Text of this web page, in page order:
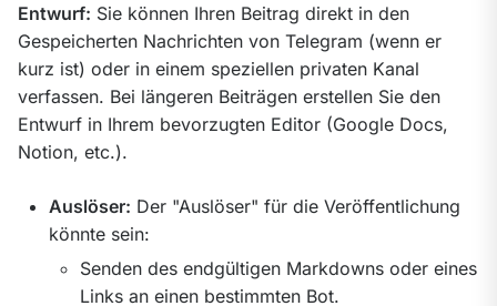
Entwurf: Sie können Ihren Beitrag direkt in den
Gespeicherten Nachrichten von Telegram (wenn er
kurz ist) oder in einem speziellen privaten Kanal
verfassen. Bei längeren Beiträgen erstellen Sie den
Entwurf in Ihrem bevorzugten Editor (Google Docs,
Notion, etc.).
Auslöser: Der "Auslöser" für die Veröffentlichung
könnte sein:
Senden des endgültigen Markdowns oder eines
Links an einen bestimmten Bot.